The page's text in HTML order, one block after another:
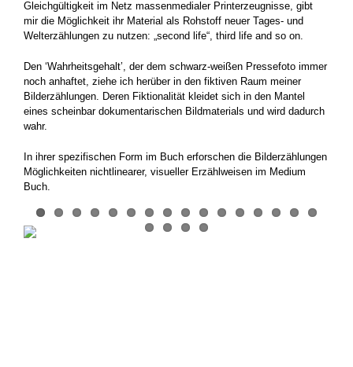
Gleichgültigkeit im Netz massenmedialer Printerzeugnisse, gibt
mir die Möglichkeit ihr Material als Rohstoff neuer Tages- und
Welterzählungen zu nutzen: „second life“, third life and so on.
Den ‘Wahrheitsgehalt’, der dem schwarz-weißen Pressefoto immer
noch anhaftet, ziehe ich herüber in den fiktiven Raum meiner
Bilderzählungen. Deren Fiktionalität kleidet sich in den Mantel
eines scheinbar dokumentarischen Bildmaterials und wird dadurch
wahr.
In ihrer spezifischen Form im Buch erforschen die Bilderzählungen
Möglichkeiten nichtlinearer, visueller Erzählweisen im Medium
Buch.